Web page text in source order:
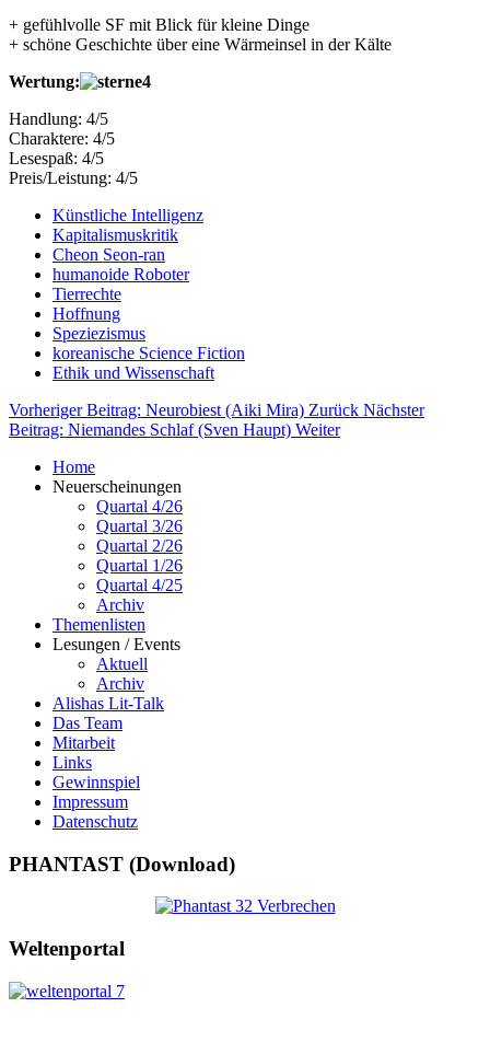
+ gefühlvolle SF mit Blick für kleine Dinge
+ schöne Geschichte über eine Wärmeinsel in der Kälte
Wertung:
Handlung: 4/5
Charaktere: 4/5
Lesespaß: 4/5
Preis/Leistung: 4/5
Künstliche Intelligenz
Kapitalismuskritik
Cheon Seon-ran
humanoide Roboter
Tierrechte
Hoffnung
Speziezismus
koreanische Science Fiction
Ethik und Wissenschaft
Vorheriger Beitrag: Neurobiest (Aiki Mira) Zurück Nächster
Beitrag: Niemandes Schlaf (Sven Haupt) Weiter
Home
Neuerscheinungen
Quartal 4/26
Quartal 3/26
Quartal 2/26
Quartal 1/26
Quartal 4/25
Archiv
Themenlisten
Lesungen / Events
Aktuell
Archiv
Alishas Lit-Talk
Das Team
Mitarbeit
Links
Gewinnspiel
Impressum
Datenschutz
PHANTAST (Download)
Weltenportal